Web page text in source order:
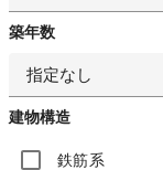
築年数
指定なし
建物構造
鉄筋系